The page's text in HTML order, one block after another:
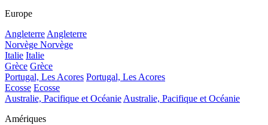
Europe
AngleterreAngleterre
Norvège Norvège
Italie Italie
Grèce Grèce
Portugal, Les Acores Portugal, Les Acores
Ecosse Ecosse
Australie, Pacifique et OcéanieAustralie, Pacifique et Océanie
Amériques